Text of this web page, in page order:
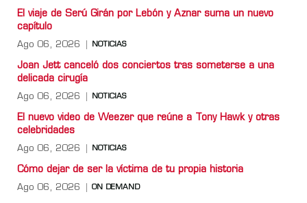
El viaje de Serú Girán por Lebón y Aznar suma un nuevo
capítulo
Ago 06, 2026 NOTICIAS
Joan Jett canceló dos conciertos tras someterse a una
delicada cirugía
Ago 06, 2026 NOTICIAS
El nuevo video de Weezer que reúne a Tony Hawk y otras
celebridades
Ago 06, 2026 NOTICIAS
Cómo dejar de ser la víctima de tu propia historia
Ago 06, 2026 ON DEMAND